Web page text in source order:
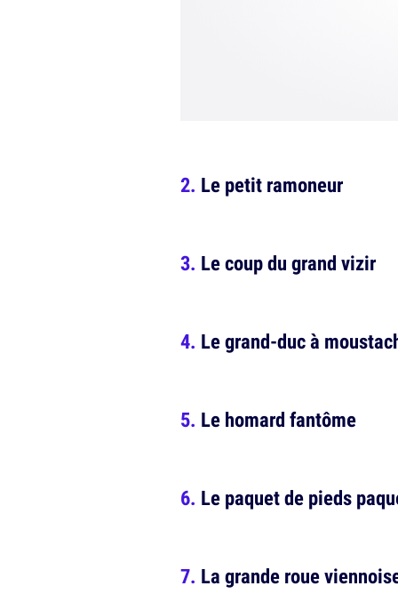
Le petit ramoneur
Le coup du grand vizir
Le grand-duc à
Le homard fantôme
Le paquet de pieds
La grande roue